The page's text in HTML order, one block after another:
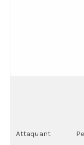
Attaquant